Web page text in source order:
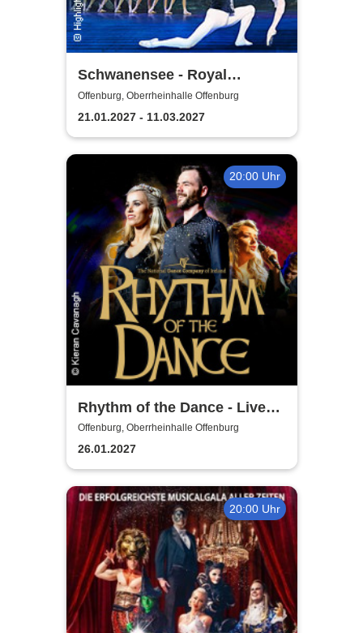
Schwanensee - Royal
Classical Ballet
Offenburg, Oberrheinhalle Offenburg
21.01.2027 - 11.03.2027
20:00 Uhr
Rhythm of the Dance - Live
2027
Offenburg, Oberrheinhalle Offenburg
26.01.2027
20:00 Uhr